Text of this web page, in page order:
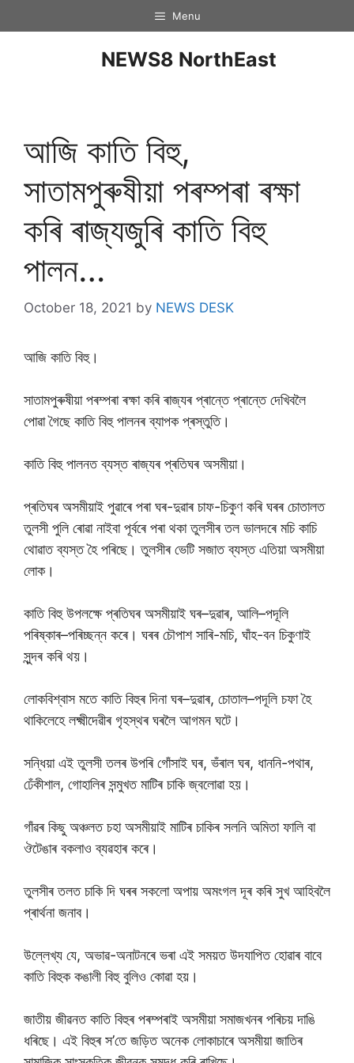
Menu
NEWS8 NorthEast
আজি কাতি বিহু,
সাতামপুৰুষীয়া পৰম্পৰা ৰক্ষা
কৰি ৰাজ্যজুৰি কাতি বিহু
পালন…
October 18, 2021 by NEWS DESK
আজি কাতি বিহু।
সাতামপুৰুষীয়া পৰম্পৰা ৰক্ষা কৰি ৰাজ্যৰ প্ৰান্তে প্ৰান্তে দেখিবলৈ
পোৱা গৈছে কাতি বিহু পালনৰ ব্যাপক প্ৰস্তুতি।
কাতি বিহু পালনত ব্যস্ত ৰাজ্যৰ প্ৰতিঘৰ অসমীয়া।
প্ৰতিঘৰ অসমীয়াই পুৱাৰে পৰা ঘৰ-দুৱাৰ চাফ-চিকুণ কৰি ঘৰৰ চোতালত
তুলসী পুলি ৰোৱা নাইবা পূৰ্বৰে পৰা থকা তুলসীৰ তল ভালদৰে মচি কাচি
থোৱাত ব্যস্ত হৈ পৰিছে। তুলসীৰ ভেটি সজাত ব্যস্ত এতিয়া অসমীয়া
লোক।
কাতি বিহু উপলক্ষে প্ৰতিঘৰ অসমীয়াই ঘৰ–দুৱাৰ, আলি–পদূলি
পৰিষ্কাৰ–পৰিচ্ছন্ন কৰে। ঘৰৰ চৌপাশ সাৰি-মচি, ঘাঁহ-বন চিকুণাই
সুন্দৰ কৰি থয়।
লোকবিশ্বাস মতে কাতি বিহুৰ দিনা ঘৰ–দুৱাৰ, চোতাল–পদূলি চফা হৈ
থাকিলেহে লক্ষ্মীদেৱীৰ গৃহস্থৰ ঘৰলৈ আগমন ঘটে।
সন্ধিয়া এই তুলসী তলৰ উপৰি গোঁসাই ঘৰ, ভঁৰাল ঘৰ, ধাননি-পথাৰ,
ঢেঁকীশাল, গোহালিৰ সন্মুখত মাটিৰ চাকি জ্বলোৱা হয়।
গাঁৱৰ কিছু অঞ্চলত চহা অসমীয়াই মাটিৰ চাকিৰ সলনি অমিতা ফালি বা
ঔটেঙাৰ বকলাও ব্যৱহাৰ কৰে।
তুলসীৰ তলত চাকি দি ঘৰৰ সকলো অপায় অমংগল দূৰ কৰি সুখ আহিবলৈ
প্ৰাৰ্থনা জনাব।
উল্লেখ্য যে, অভাৱ-অনাটনৰে ভৰা এই সময়ত উদযাপিত হোৱাৰ বাবে
কাতি বিহুক কঙালী বিহু বুলিও কোৱা হয়।
জাতীয় জীৱনত কাতি বিহুৰ পৰম্পৰাই অসমীয়া সমাজখনৰ পৰিচয় দাঙি
ধৰিছে। এই বিহুৰ স’তে জড়িত অনেক লোকাচাৰে অসমীয়া জাতিৰ